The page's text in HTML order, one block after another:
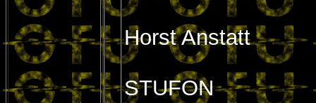
Horst Anstatt
STUFON